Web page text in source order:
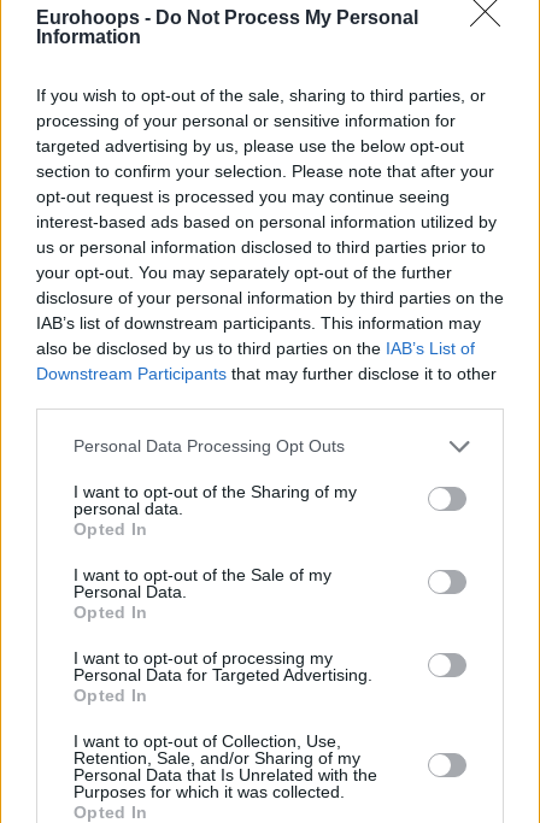
Eurohoops - Do Not Process My Personal
Information
If you wish to opt-out of the sale, sharing to third parties, or
processing of your personal or sensitive information for
targeted advertising by us, please use the below opt-out
section to confirm your selection. Please note that after your
opt-out request is processed you may continue seeing
interest-based ads based on personal information utilized by
us or personal information disclosed to third parties prior to
your opt-out. You may separately opt-out of the further
disclosure of your personal information by third parties on the
IAB’s list of downstream participants. This information may
also be disclosed by us to third parties on the IAB’s List of
Downstream Participants that may further disclose it to other
Please note that this website/app uses one or more Google
not limited to your visit or usage behaviour. You may click to
grant or deny consent to Google and its third-party tags to
use your data for below specified purposes in below Google
consent section.
Personal Data Processing Opt Outs
I want to opt-out of the Sharing of my
personal data.
Opted In
I want to opt-out of the Sale of my
Personal Data.
Opted In
I want to opt-out of processing my
Personal Data for Targeted Advertising.
Opted In
I want to opt-out of Collection, Use,
Retention, Sale, and/or Sharing of my
Personal Data that Is Unrelated with the
Purposes for which it was collected.
Opted In
να ανταγωνιστεί για τις υπόλοιπες τέσσερις.
μιλάμε με αυτές τις πιθανές ομάδες. Μερικοί σύλλογοι
παίζουν ήδη στην Ευρώπη και μετά υπάρχουν γκρουπ που
ενώνονται και θέλουν να ξεκινήσουν ομάδες σε πόλεις που
δεν έχουν μπάσκετ υψηλού επιπέδου αυτήν τη στιγμή.
Όσον αφορά στην Ευρωλίγκα, οι συζητήσειςβρίσκονται
σε εξέλιξη μαζί τους. Ελπίζουμε ότι θα βρούμε έναν τρόπο
να ενσωματώσουμε αυτές τις λειτουργίες στην Ευρωλίγκα,
αλλά θα προχωρήσουμε είτε έτσι, είτε αλλιώς”.